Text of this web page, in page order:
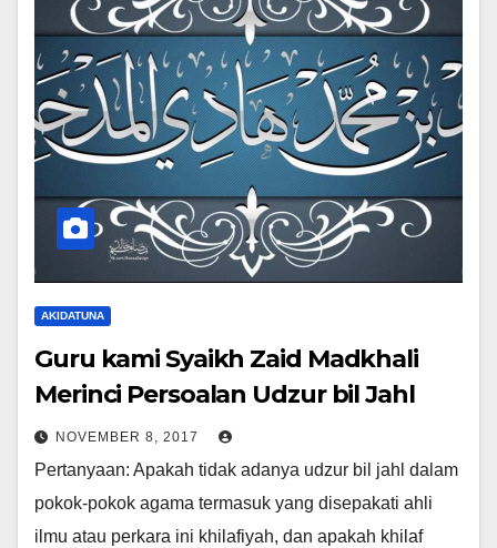
AKIDATUNA
Guru kami Syaikh Zaid Madkhali
Merinci Persoalan Udzur bil Jahl
NOVEMBER 8, 2017
Pertanyaan: Apakah tidak adanya udzur bil jahl dalam
pokok-pokok agama termasuk yang disepakati ahli
ilmu atau perkara ini khilafiyah, dan apakah khilaf